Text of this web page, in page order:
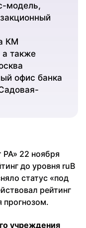
модель,
КМ
также
офис банка
РА» 22 ноября
до уровня ruB
статус «под
рейтинг
прогнозом.
учреждения